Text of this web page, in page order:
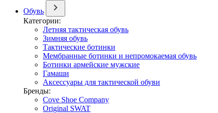
Обувь
Категории:
Летняя тактическая обувь
Зимняя обувь
Тактические ботинки
Мембранные ботинки и непромокаемая обувь
Ботинки армейские мужские
Гамаши
Аксессуары для тактической обуви
Бренды:
Cove Shoe Company
Original SWAT